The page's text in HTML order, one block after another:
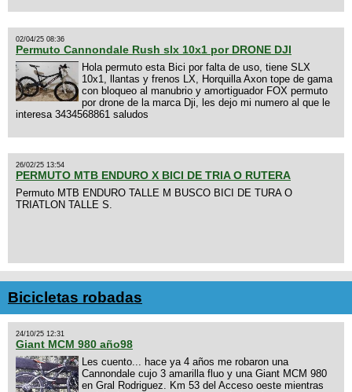
02/04/25 08:36
Permuto Cannondale Rush slx 10x1 por DRONE DJI
Hola permuto esta Bici por falta de uso, tiene SLX
10x1, llantas y frenos LX, Horquilla Axon tope de gama
con bloqueo al manubrio y amortiguador FOX permuto
por drone de la marca Dji, les dejo mi numero al que le
interesa 3434568861 saludos
26/02/25 13:54
PERMUTO MTB ENDURO X BICI DE TRIA O RUTERA
Permuto MTB ENDURO TALLE M BUSCO BICI DE TURA O
TRIATLON TALLE S.
Bicicletas robadas
24/10/25 12:31
Giant MCM 980 año98
Les cuento... hace ya 4 años me robaron una
Cannondale cujo 3 amarilla fluo y una Giant MCM 980
en Gral Rodriguez. Km 53 del Acceso oeste mientras